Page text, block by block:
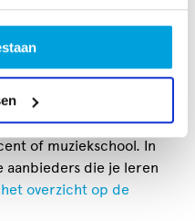
enkele maanden
Den Haag
kun je op zoek gaan
of muziekschool. In
aanbieders die je leren
overzicht op de